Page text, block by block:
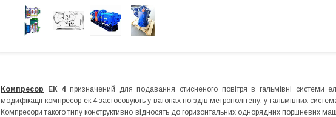
Компресор ЕК 4 призначений для подавання стисненого повітря в гальмівні системи
модифікації компресор ек 4 застосовують у вагонах поїздів метрополітену, у гальмівних
Компресори такого типу конструктивно відносять до горизонтальних однорядних поршневих